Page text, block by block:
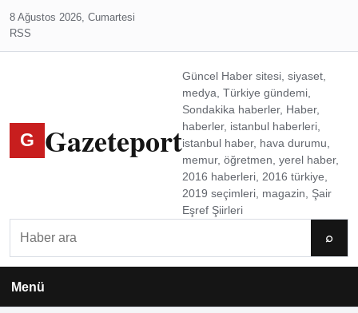
8 Ağustos 2026, Cumartesi
RSS
G Gazeteport
Güncel Haber sitesi, siyaset,
medya, Türkiye gündemi,
Sondakika haberler, Haber,
haberler, istanbul haberleri,
istanbul haber, hava durumu,
memur, öğretmen, yerel haber,
2016 haberleri, 2016 türkiye,
2019 seçimleri, magazin, Şair
Eşref Şiirleri
⌕
Menü